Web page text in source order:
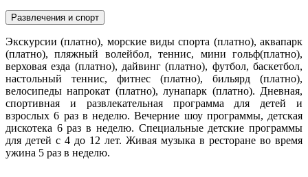
Развлечения и спорт
Экскурсии (платно), морские виды спорта (платно), аквапарк
(платно), пляжный волейбол, теннис, мини гольф(платно),
верховая езда (платно), дайвинг (платно), футбол, баскетбол,
настольный теннис, фитнес (платно), бильярд (платно),
велосипеды напрокат (платно), лунапарк (платно). Дневная,
спортивная и развлекательная программа для детей и
взрослых 6 раз в неделю. Вечерние шоу программы, детская
дискотека 6 раз в неделю. Специальные детские программы
для детей с 4 до 12 лет. Живая музыка в ресторане во время
ужина 5 раз в неделю.